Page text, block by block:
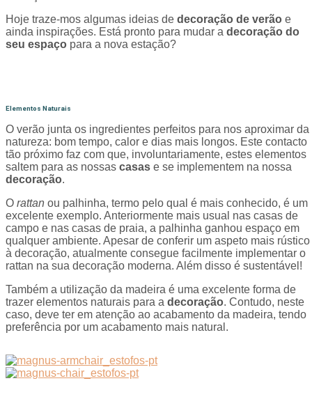
Hoje traze-mos algumas ideias de decoração de verão e
ainda inspirações. Está pronto para mudar a decoração do
seu espaço para a nova estação?
Elementos Naturais
O verão junta os ingredientes perfeitos para nos aproximar da
natureza: bom tempo, calor e dias mais longos. Este contacto
tão próximo faz com que, involuntariamente, estes elementos
saltem para as nossas casas e se implementem na nossa
decoração.
O rattan ou palhinha, termo pelo qual é mais conhecido, é um
excelente exemplo. Anteriormente mais usual nas casas de
campo e nas casas de praia, a palhinha ganhou espaço em
qualquer ambiente. Apesar de conferir um aspeto mais rústico
à decoração, atualmente consegue facilmente implementar o
rattan na sua decoração moderna. Além disso é sustentável!
Também a utilização da madeira é uma excelente forma de
trazer elementos naturais para a decoração. Contudo, neste
caso, deve ter em atenção ao acabamento da madeira, tendo
preferência por um acabamento mais natural.